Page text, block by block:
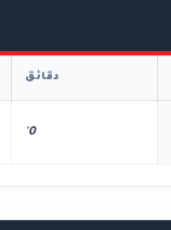
دقائق
0'